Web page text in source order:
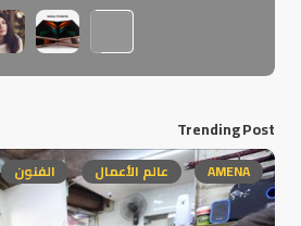
Trending Post
AMENA عالم الأعمال الفنون